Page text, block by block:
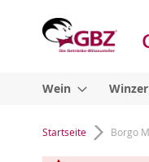
Wein
Winzer
Startseite Borgo